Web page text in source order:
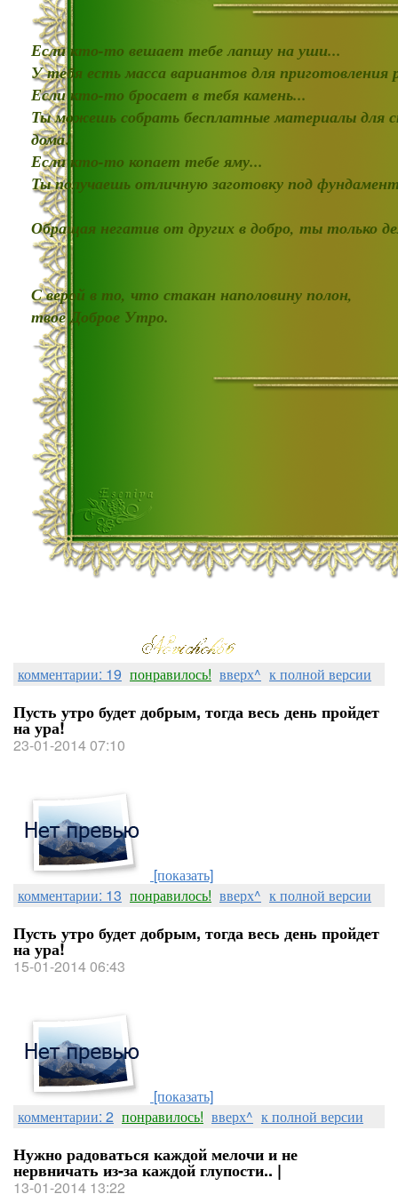
Если кто-то вешает тебе лапшу на уши...
У тебя есть масса вариантов для
Если кто-то бросает в тебя камень...
Ты можешь собрать бесплатные материалы для
дома!
Если кто-то копает тебе яму...
Ты получаешь отличную заготовку под
Обращая негатив от других в добро, ты только
С верой в то, что стакан наполовину полон,
твое Доброе Утро.
комментарии: 19 понравилось! вверх^ к полной версии
Пусть утро будет добрым, тогда весь день пройдет
на ура!
23-01-2014 07:10
[показать]
комментарии: 13 понравилось! вверх^ к полной версии
Пусть утро будет добрым, тогда весь день пройдет
на ура!
15-01-2014 06:43
[показать]
комментарии: 2 понравилось! вверх^ к полной версии
Нужно радоваться каждой мелочи и не
нервничать из-за каждой глупости.. |
13-01-2014 13:22